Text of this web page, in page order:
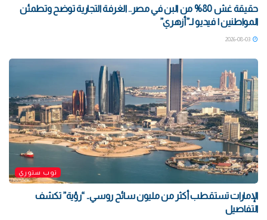
حقيقة غش 80% من البن في مصر.. الغرفة التجارية توضح وتطمئن
المواطنين | فيديو لـ”أزهري”
توب ستوري
الإمارات تستقطب أكثر من مليون سائح روسي.. “رؤية” تكشف
التفاصيل